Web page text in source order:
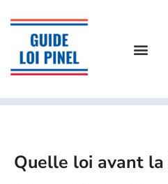
Quelle loi avant la